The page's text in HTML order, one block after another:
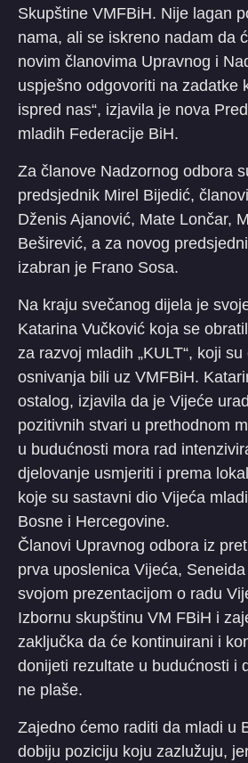
Skupštine VMFBiH. Nije lagan
nama, ali se iskreno nadam da
novim članovima Upravnog i
uspješno odgovoriti na zadatke
ispred nas“, izjavila je nova
mladih Federacije BiH.
Za članove Nadzornog odbora
predsjednik Mirel Bijedić,
Dženis Ajanović, Mate Lončar,
Beširević, a za novog
izabran je Frano Sosa.
Na kraju svečanog dijela je
Katarina Vučković koja se
za razvoj mladih „KULT“, koji
osnivanja bili uz VMFBiH.
ostalog, izjavila da je Vijeće
pozitivnih stvari u prethodnom
u budućnosti mora rad
djelovanje usmjeriti i prema
koje su sastavni dio Vijeća
Bosne i Hercegovine.
Članovi Upravnog odbora iz
prva uposlenica Vijeća,
svojom prezentacijom o radu
Izbornu skupštinu VM FBiH i
zaključka da će kontinuirani i
donijeti rezultate u budućnosti i
ne plaše.
Zajedno ćemo raditi da mladi u
dobiju poziciju koju zazlužuju,